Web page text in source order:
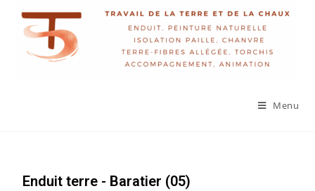
Menu
Enduit terre - Baratier (05)